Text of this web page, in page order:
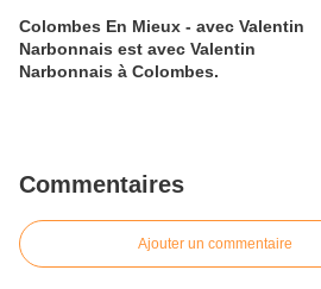
Colombes En Mieux - avec Valentin
Narbonnais est avec Valentin
Narbonnais à Colombes.
Commentaires
Ajouter un commentaire